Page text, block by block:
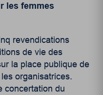
les femmes
revendications
de vie des
la place publique de
organisatrices.
concertation du